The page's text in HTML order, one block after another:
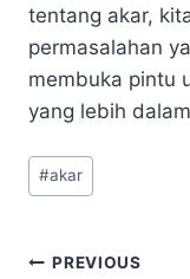
tentang akar,
permasalahan
membuka pintu
yang lebih
Post
Tags:
#akar
Navigasi
PREVIOUS